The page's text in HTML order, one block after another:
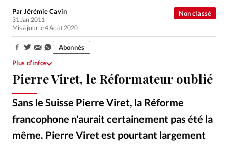
Monde
Opinions
Tous les articles
Faire un don
Emploi
Se connecter
Pierre Viret, le Réformateur oublié
Sans le Suisse Pierre Viret, la Réforme
francophone n'aurait certainement pas été la
même. Pierre Viret est pourtant largement
Non classé
ParJérémie Cavin
31 Jan 2011
Mis à jour le 4 Août 2020
Partager:
Abonnés
Plus d’infos